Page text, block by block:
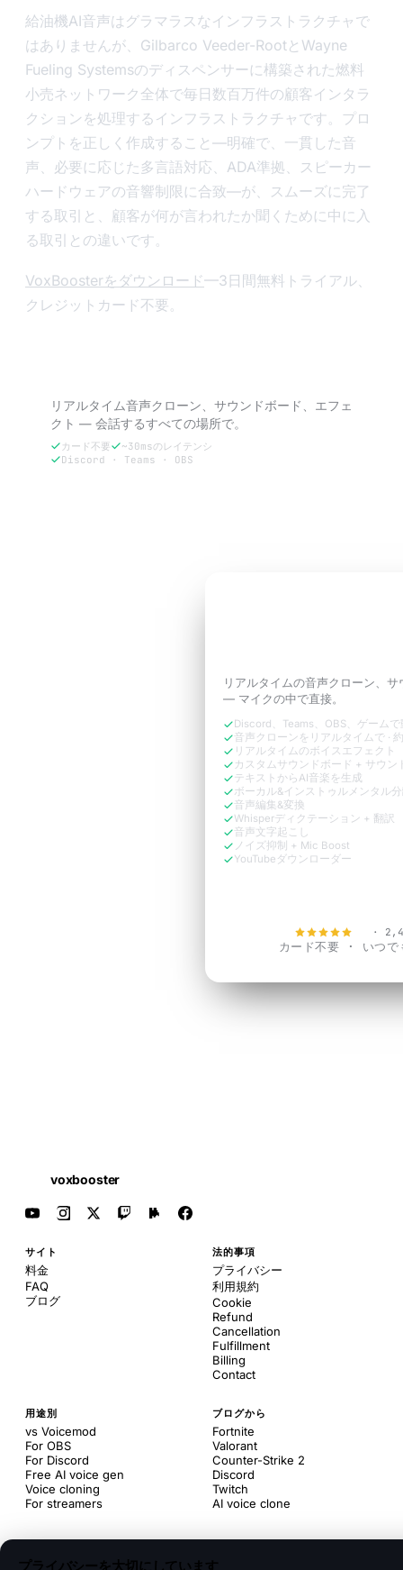
給油機AI音声はグラマラスなインフラストラクチャで
はありませんが、Gilbarco Veeder-RootとWayne
Fueling Systemsのディスペンサーに構築された燃料
小売ネットワーク全体で毎日数百万件の顧客インタラ
クションを処理するインフラストラクチャです。プロ
ンプトを正しく作成すること—明確で、一貫した音
声、必要に応じた多言語対応、ADA準拠、スピーカー
ハードウェアの音響制限に合致—が、スムーズに完了
する取引と、顧客が何が言われたか聞くために中に入
る取引との違いです。
VoxBoosterをダウンロード—3日間無料トライアル、
クレジットカード不要。
リアルタイム音声クローン、サウンドボード、エフェ
クト — 会話するすべての場所で。
カード不要
~30msのレイテンシ
Discord · Teams · OBS
リアルタイムの音声クローン、
— マイクの中で直接。
Discord、Teams、OBS、ゲームで
音声クローンをリアルタイムで ·
リアルタイムのボイスエフェクト
カスタムサウンドボード + サウン
テキストからAI音楽を生成
ボーカル&インストゥルメンタル
音声編集&変換
Whisperディクテーション + 翻訳
音声文字起こし
ノイズ抑制 + Mic Boost
YouTubeダウンローダー
·
カード不要 · いつで
voxbooster
サイト
料金
FAQ
ブログ
法的事項
プライバシー
利用規約
Cookie
Refund
Cancellation
Fulfillment
Billing
Contact
用途別
vs Voicemod
For OBS
For Discord
Free AI voice gen
Voice cloning
For streamers
ブログから
Fortnite
Valorant
Counter-Strike 2
Discord
Twitch
AI voice clone
プライバシーを大切にしています